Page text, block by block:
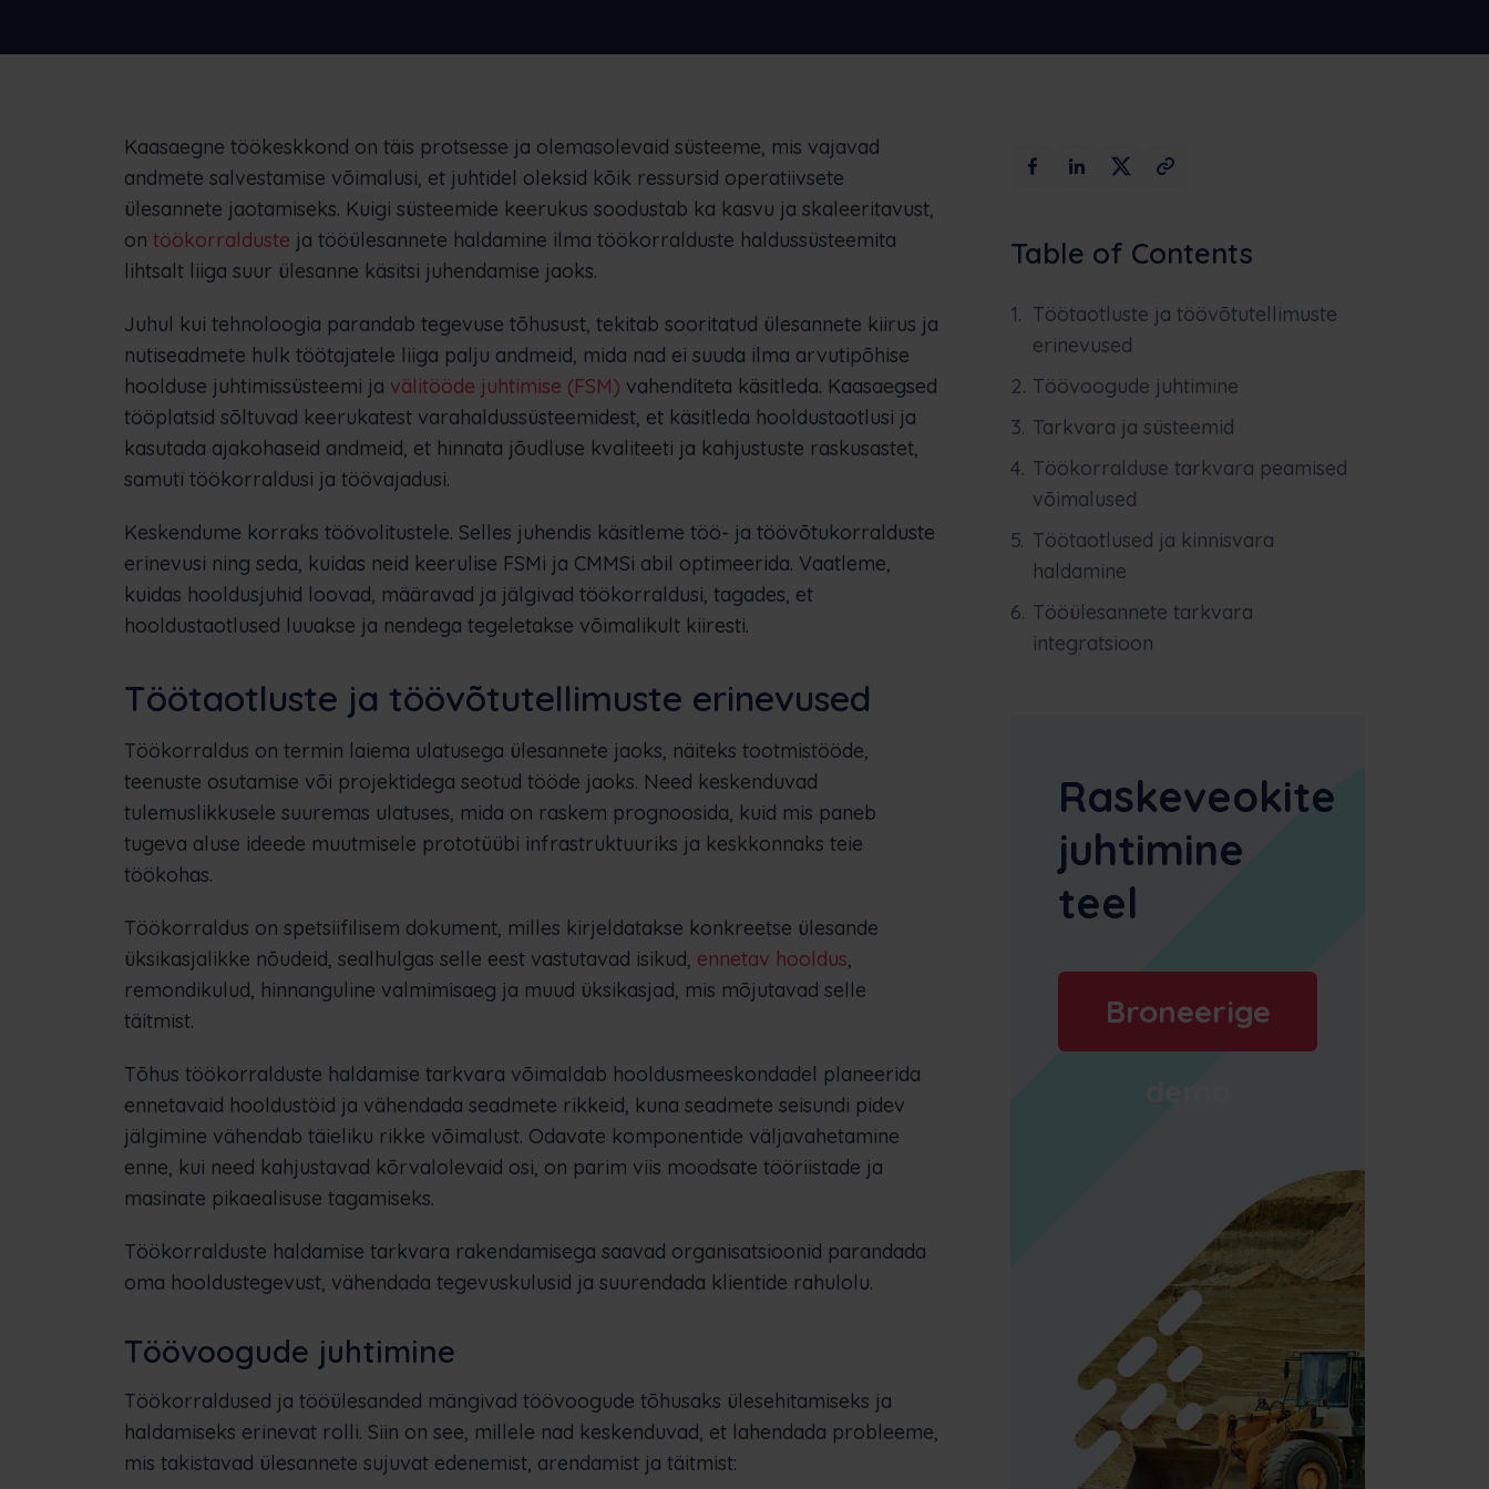
Kaasaegne töökeskkond on täis protsesse ja olemasolevaid süsteeme, mis vajavad
andmete salvestamise võimalusi, et juhtidel oleksid kõik ressursid operatiivsete
ülesannete jaotamiseks. Kuigi süsteemide keerukus soodustab ka kasvu ja skaleeritavust,
on töökorralduste ja tööülesannete haldamine ilma töökorralduste haldussüsteemita
lihtsalt liiga suur ülesanne käsitsi juhendamise jaoks.
Juhul kui tehnoloogia parandab tegevuse tõhusust, tekitab sooritatud ülesannete kiirus ja
nutiseadmete hulk töötajatele liiga palju andmeid, mida nad ei suuda ilma arvutipõhise
hoolduse juhtimissüsteemi ja välitööde juhtimise (FSM) vahenditeta käsitleda. Kaasaegsed
tööplatsid sõltuvad keerukatest varahaldussüsteemidest, et käsitleda hooldustaotlusi ja
kasutada ajakohaseid andmeid, et hinnata jõudluse kvaliteeti ja kahjustuste raskusastet,
samuti töökorraldusi ja töövajadusi.
Keskendume korraks töövolitustele. Selles juhendis käsitleme töö- ja töövõtukorralduste
erinevusi ning seda, kuidas neid keerulise FSMi ja CMMSi abil optimeerida. Vaatleme,
kuidas hooldusjuhid loovad, määravad ja jälgivad töökorraldusi, tagades, et
hooldustaotlused luuakse ja nendega tegeletakse võimalikult kiiresti.
Töötaotluste ja töövõtutellimuste erinevused
Töökorraldus on termin laiema ulatusega ülesannete jaoks, näiteks tootmistööde,
teenuste osutamise või projektidega seotud tööde jaoks. Need keskenduvad
tulemuslikkusele suuremas ulatuses, mida on raskem prognoosida, kuid mis paneb
tugeva aluse ideede muutmisele prototüübi infrastruktuuriks ja keskkonnaks teie
töökohas.
Töökorraldus on spetsiifilisem dokument, milles kirjeldatakse konkreetse ülesande
üksikasjalikke nõudeid, sealhulgas selle eest vastutavad isikud, ennetav hooldus,
remondikulud, hinnanguline valmimisaeg ja muud üksikasjad, mis mõjutavad selle
täitmist.
Tõhus töökorralduste haldamise tarkvara võimaldab hooldusmeeskondadel planeerida
ennetavaid hooldustöid ja vähendada seadmete rikkeid, kuna seadmete seisundi pidev
jälgimine vähendab täieliku rikke võimalust. Odavate komponentide väljavahetamine
enne, kui need kahjustavad kõrvalolevaid osi, on parim viis moodsate tööriistade ja
masinate pikaealisuse tagamiseks.
Töökorralduste haldamise tarkvara rakendamisega saavad organisatsioonid parandada
oma hooldustegevust, vähendada tegevuskulusid ja suurendada klientide rahulolu.
Töövoogude juhtimine
Töökorraldused ja tööülesanded mängivad töövoogude tõhusaks ülesehitamiseks ja
haldamiseks erinevat rolli. Siin on see, millele nad keskenduvad, et lahendada probleeme,
mis takistavad ülesannete sujuvat edenemist, arendamist ja täitmist:
Table of Contents
Töötaotluste ja töövõtutellimuste
erinevused
Töövoogude juhtimine
Tarkvara ja süsteemid
Töökorralduse tarkvara peamised
võimalused
Töötaotlused ja kinnisvara
haldamine
Tööülesannete tarkvara
integratsioon
Raskeveokite
juhtimine
teel
Broneerige